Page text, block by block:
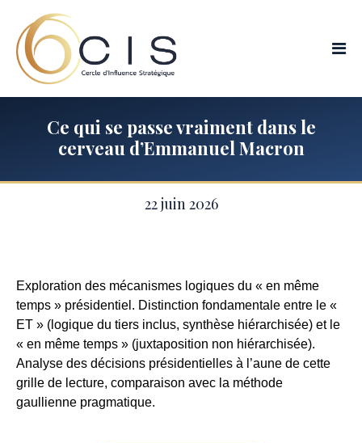
contenu
:
Ce qui se passe vraiment dans le
cerveau d’Emmanuel Macron
22 juin 2026
Exploration des mécanismes logiques du « en même
temps » présidentiel. Distinction fondamentale entre le «
ET » (logique du tiers inclus, synthèse hiérarchisée) et le
« en même temps » (juxtaposition non hiérarchisée).
Analyse des décisions présidentielles à l’aune de cette
grille de lecture, comparaison avec la méthode
gaullienne pragmatique.